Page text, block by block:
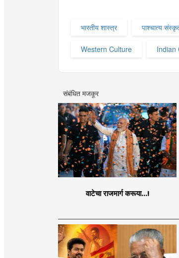
भारतीय शास्त्र पाश्चात्य
Western Culture Indian
संबंधित मजकूर
वाटेचा राजमार्ग करूया...!